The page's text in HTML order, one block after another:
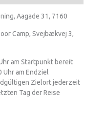
Aagade 31, 7160
Camp, Svejbækvej 3,
am Startpunkt bereit
Uhr am Endziel
Zielort jederzeit
Tag der Reise